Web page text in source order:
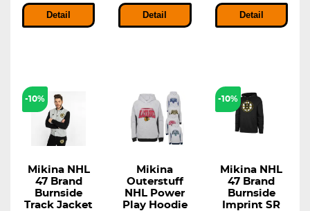
Detail Detail Detail
-10%
Mikina NHL
47 Brand
Burnside
Track Jacket
Mikina
Outerstuff
NHL Power
Play Hoodie
-10%
Mikina NHL
47 Brand
Burnside
Imprint SR